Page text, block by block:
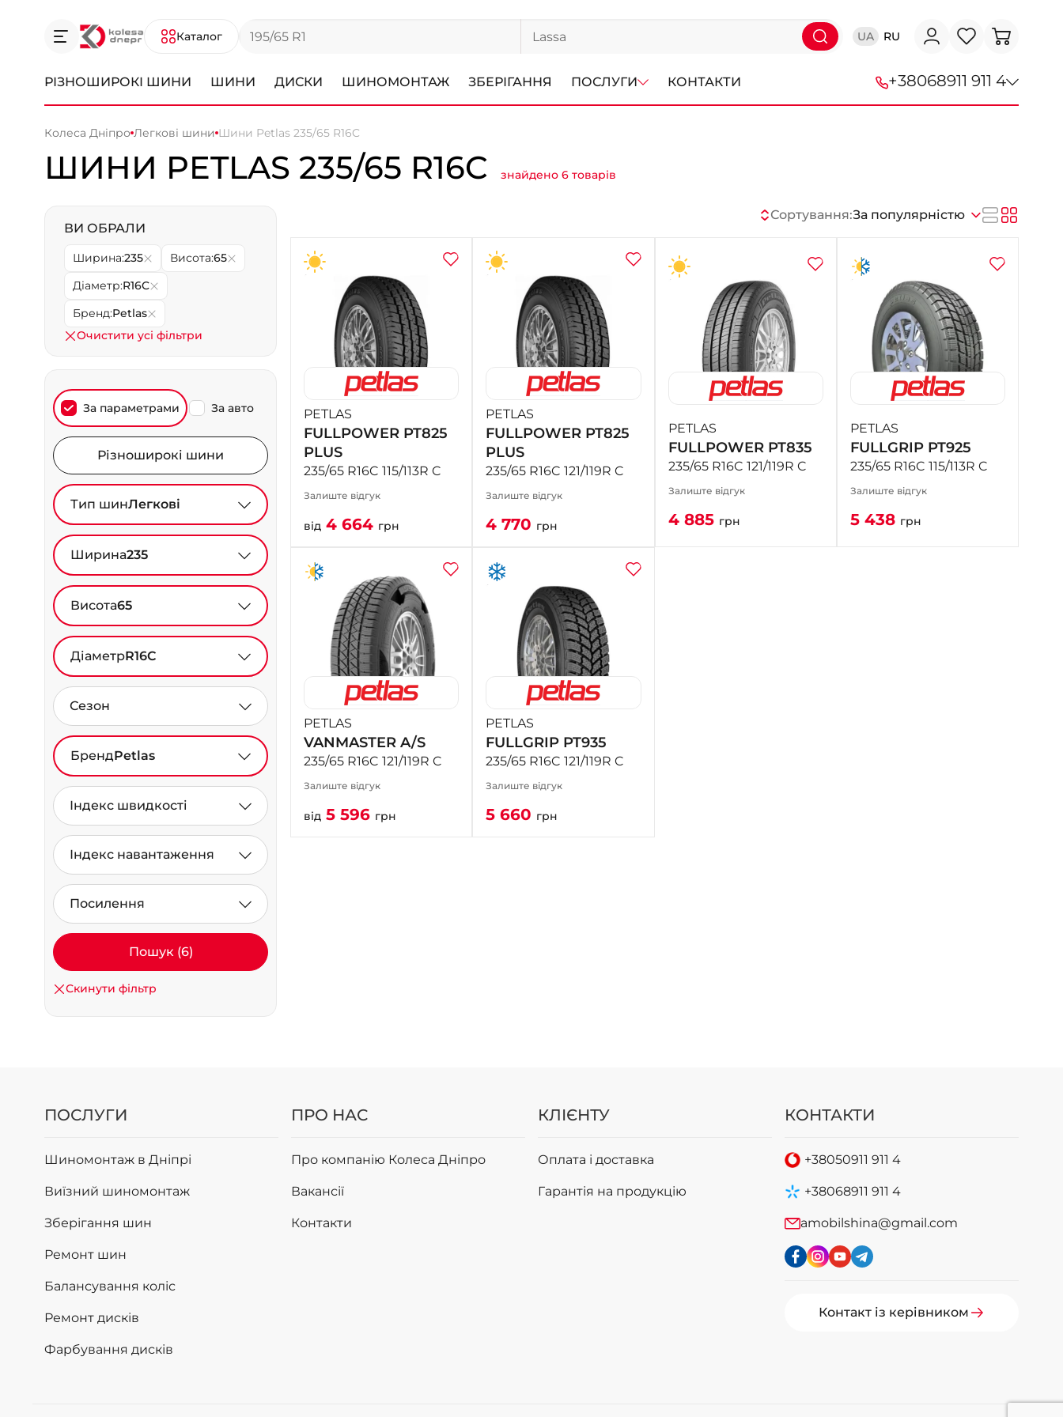
Каталог UA RU
РІЗНОШИРОКІ ШИНИ ШИНИ ДИСКИ ШИНОМОНТАЖ ЗБЕРІГАННЯ ПОСЛУГИ КОНТАКТИ +38068911 911 4
+38 (095) 276-44-44
- на Щепкіна
+38 (098) 911-911-0
- на Тополі
+38 (098) 911-911-4
- на Калиновій
+38 (077) 7-184-184
- Донецьке шосе
+38 (050)-911-911-2
- Щепкіна
+38 (099)-643-33-77
- Тополь
+38 (068)-923-74-19
Колеса Дніпро Легкові шини Шини Petlas 235/65 R16C
ШИНИ PETLAS 235/65 R16C знайдено 6 товарів
ВИ ОБРАЛИ
Ширина:235 Висота:65
Діаметр:R16C
Бренд:Petlas
Очистити усі фільтри
За параметрами За авто
Різноширокі шини
Тип шинЛегкові
Ширина235
Висота65
ДіаметрR16C
Сезон
БрендPetlas
Індекс швидкості
Індекс навантаження
Посилення
Пошук (6)
Скинути фільтр
Сортування:За популярністю
PETLAS
FULLPOWER PT825
PLUS
235/65 R16C 115/113R C
Залиште відгук
від 4 664 грн
PETLAS
FULLPOWER PT825
PLUS
235/65 R16C 121/119R C
Залиште відгук
4 770 грн
PETLAS
FULLPOWER PT835
235/65 R16C 121/119R C
Залиште відгук
4 885 грн
PETLAS
FULLGRIP PT925
235/65 R16C 115/113R C
Залиште відгук
5 438 грн
PETLAS
VANMASTER A/S
235/65 R16C 121/119R C
Залиште відгук
від 5 596 грн
PETLAS
FULLGRIP PT935
235/65 R16C 121/119R C
Залиште відгук
5 660 грн
ПОСЛУГИ
Шиномонтаж в Дніпрі
Виїзний шиномонтаж
Зберігання шин
Ремонт шин
Балансування коліс
Ремонт дисків
Фарбування дисків
ПРО НАС
Про компанію Колеса Дніпро
Вакансії
Контакти
КЛІЄНТУ
Оплата і доставка
Гарантія на продукцію
КОНТАКТИ
+38050911 911 4
+38068911 911 4
amobilshina@gmail.com
Контакт із керівником